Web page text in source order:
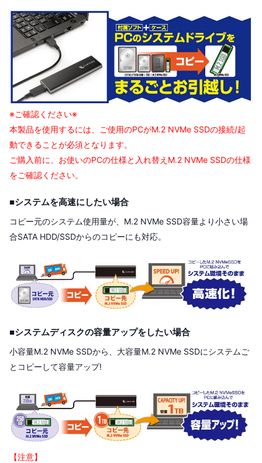
※ご確認ください※
本製品を使用するには、ご使用のPCがM.2 NVMe SSDの接続/起
動できることが必須となります。
ご購入前に、お使いのPCの仕様と入れ替えM.2 NVMe SSDの仕様
をご確認ください。
■システムを高速にしたい場合
コピー元のシステム使用量が、M.2 NVMe SSD容量より小さい場
合SATA HDD/SSDからのコピーにも対応。
■システムディスクの容量アップをしたい場合
小容量M.2 NVMe SSDから、大容量M.2 NVMe SSDにシステムご
とコピーして容量アップ!
【注意】